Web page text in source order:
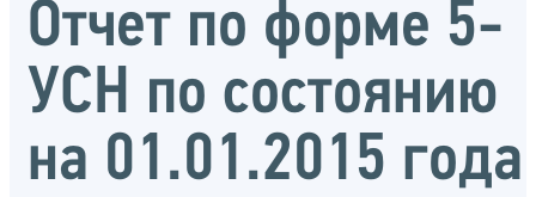
Отчет по форме 5-
УСН по состоянию
на 01.01.2015 года